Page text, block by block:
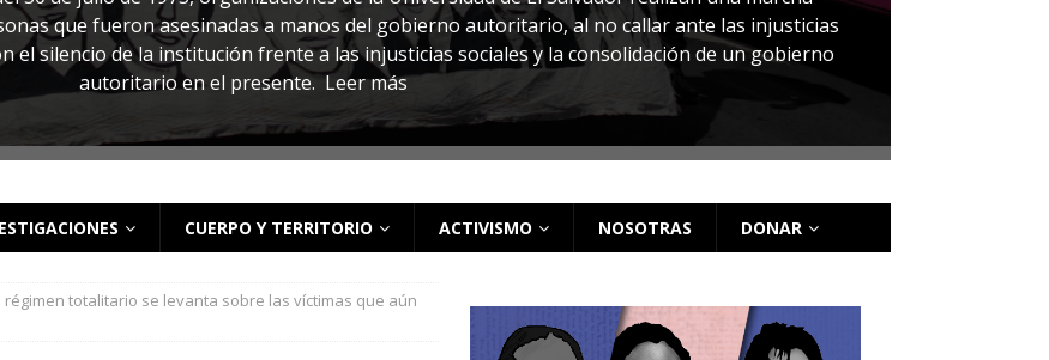
que fueron asesinadas a manos del gobierno autoritario, al no callar ante las injusticias
el silencio de la institución frente a las injusticias sociales y la consolidación de un gobierno
autoritario en el presente.Leer más
CUERPO Y TERRITORIO ACTIVISMO NOSOTRAS DONAR
régimen totalitario se levanta sobre las víctimas que aún